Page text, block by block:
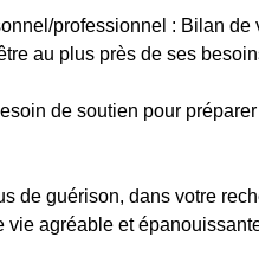
professionnel : Bilan
au plus près de ses
de soutien pour
de guérison, dans votre
vie agréable et